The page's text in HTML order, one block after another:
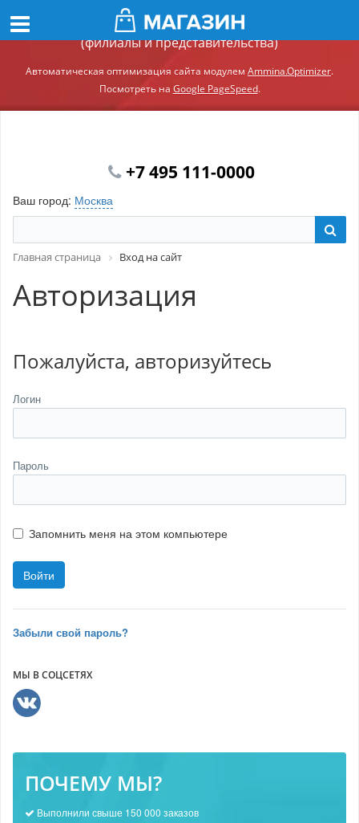
Демонстрационный сайт модуля Ammina.Регионы
(филиалы и представительства)
Автоматическая оптимизация сайта модулем Ammina.Optimizer.
Посмотреть на Google PageSpeed.
+7 495 111-0000
Ваш город: Москва
Главная страница Вход на сайт
Авторизация
Пожалуйста, авторизуйтесь
Логин
Пароль
Запомнить меня на этом компьютере
Забыли свой пароль?
МЫ В СОЦСЕТЯХ
ПОЧЕМУ МЫ?
Выполнили свыше 150 000 заказов